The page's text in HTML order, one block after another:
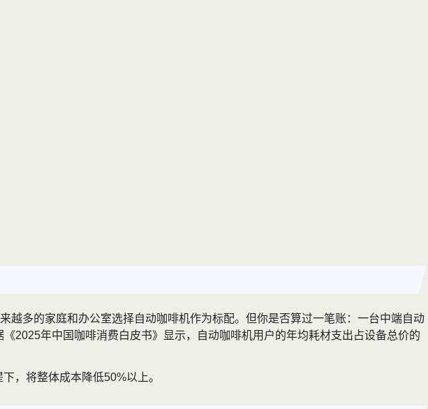
多的家庭和办公室选择自动咖啡机作为标配。但你是否算过一笔账：一台中端自动
2025年中国咖啡消费白皮书》显示，自动咖啡机用户的年均耗材支出占设备总价的
，将整体成本降低50%以上。